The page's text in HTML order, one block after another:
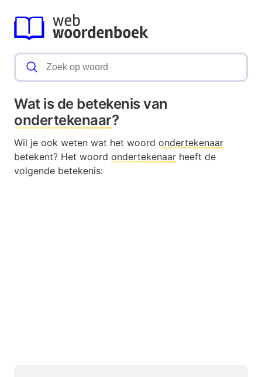
Wat is de betekenis van
ondertekenaar?
Wil je ook weten wat het woord ondertekenaar
betekent? Het woord ondertekenaar heeft de
volgende betekenis: